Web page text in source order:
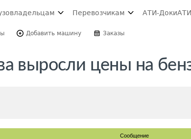
Перевозчикам АТИ-Доки
Добавить машину Заказы
выросли цены на
Сообщение